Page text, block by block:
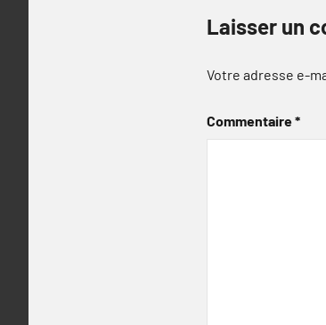
Laisser un
Votre adresse e-
Commentaire*